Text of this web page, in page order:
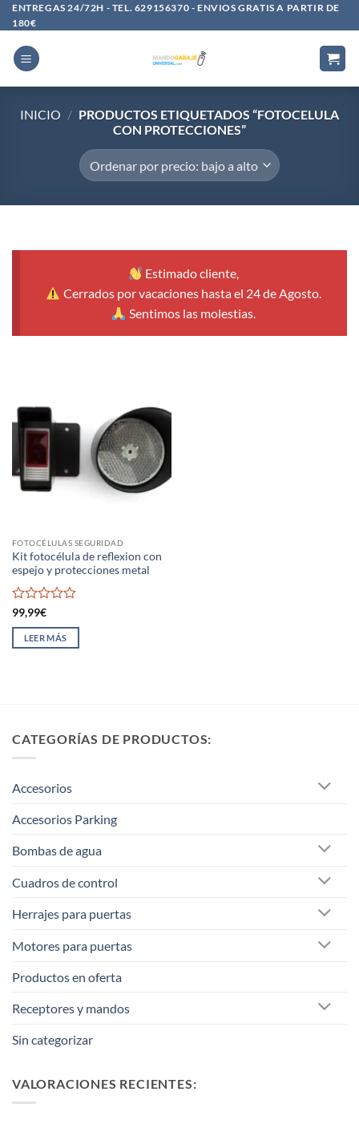
Saltar
al
contenido
ENTREGAS 24/72H - TEL. 629156370 - ENVIOS GRATIS A PARTIR DE
180€
INICIO / PRODUCTOS ETIQUETADOS “FOTOCELULA
CON PROTECCIONES”
Estimado cliente,
Cerrados por vacaciones hasta el 24 de Agosto.
Sentimos las molestias.
FOTOCÉLULAS SEGURIDAD
Kit fotocélula de reflexion con
espejo y protecciones metal
Valorado
con
de
99,99€
LEER MÁS
CATEGORÍAS DE PRODUCTOS:
Accesorios
Accesorios Parking
Bombas de agua
Cuadros de control
Herrajes para puertas
Motores para puertas
Productos en oferta
Receptores y mandos
Sin categorizar
VALORACIONES RECIENTES: